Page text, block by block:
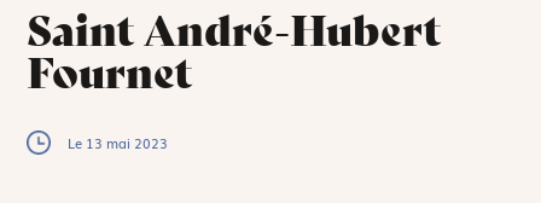
Saint André-Hubert
Fournet
Le 13 mai 2023